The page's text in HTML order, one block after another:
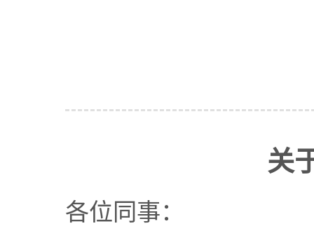
关
各位同事：